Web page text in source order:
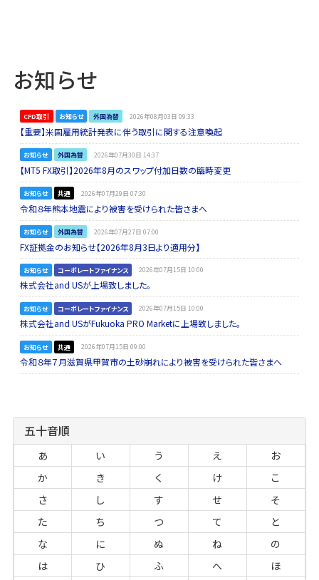
お知らせ
CFD取引 お知らせ 外国為替 2026年08月03日 09:33
【重要】米国雇用統計発表に伴う取引に関する注意喚起
お知らせ 外国為替 2026年07月30日 14:37
【MT5 FX取引】2026年8月のスワップ付加日数の臨時変更
お知らせ 共通 2026年07月29日 07:30
令和８年熊本地震により被害を受けられた皆さまへ
お知らせ 外国為替 2026年07月27日 07:00
FX証拠金のお知らせ【2026年8月3日より適用分】
お知らせ コーポレートファイナンス 2026年07月15日 10:00
株式会社and USが上場致しました。
お知らせ コーポレートファイナンス 2026年07月15日 10:00
株式会社and USがFukuoka PRO Marketに上場致しました。
お知らせ 共通 2026年07月15日 09:00
令和８年７月滋賀県甲賀市の土砂崩れにより被害を受けられた皆さまへ
五十音順
あ い う え
お
か
き く け
こ
さ
し す せ
そ
た
ち つ て
と
な
に ぬ ね
の
は
ひ ふ へ
ほ